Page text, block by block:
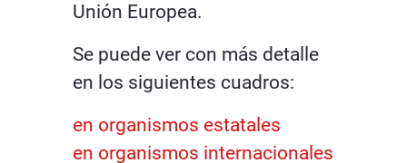
Unión Europea.
Se puede ver con más detalle
en los siguientes cuadros:
en organismos estatales
en organismos internacionales